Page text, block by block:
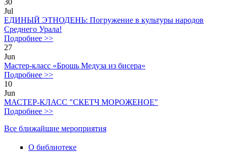
30
Jul
ЕДИНЫЙ ЭТНОДЕНЬ: Погружение в культуры народов
Среднего Урала!
Подробнее >>
27
Jun
Мастер-класс «Брошь Медуза из бисера»
Подробнее >>
10
Jun
МАСТЕР-КЛАСС "СКЕТЧ МОРОЖЕНОЕ"
Подробнее >>
Все ближайшие мероприятия
О библиотеке